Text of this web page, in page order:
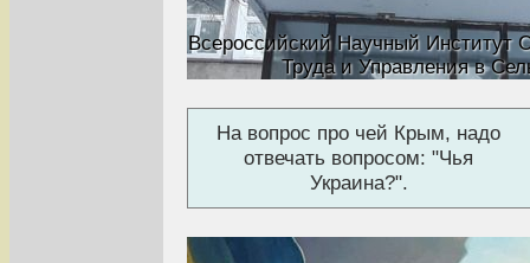
Всероссийский Научный Институт
Труда и Управления в
На вопрос про чей Крым, надо
отвечать вопросом: "Чья
Украина?".